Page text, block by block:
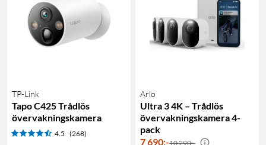
TP-Link
Tapo C425 Trådlös
övervakningskamera
4.5 (268)
Arlo
Ultra 3 4K – Trådlös
övervakningskamera 4-
pack
7 690:-10 290:-